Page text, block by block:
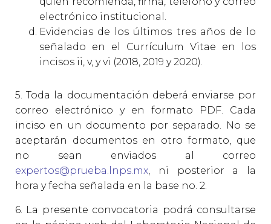
electrónico institucional.
Evidencias de los últimos tres años de lo
señalado en el Currículum Vitae en los
incisos ii, v, y vi (2018, 2019 y 2020).
5. Toda la documentación deberá enviarse por
correo electrónico y en formato PDF. Cada
inciso en un documento por separado. No se
aceptarán documentos en otro formato, que
no sean enviados al correo
expertos@prueba.lnps.mx, ni posterior a la
hora y fecha señalada en la base no. 2.
6. La presente convocatoria podrá consultarse